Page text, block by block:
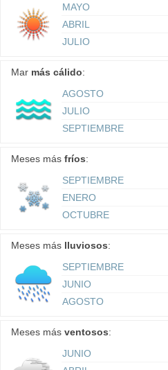
MAYO
ABRIL
JULIO
Mar más cálido:
AGOSTO
JULIO
SEPTIEMBRE
Meses más fríos:
SEPTIEMBRE
ENERO
OCTUBRE
Meses más lluviosos:
SEPTIEMBRE
JUNIO
AGOSTO
Meses más ventosos:
JUNIO